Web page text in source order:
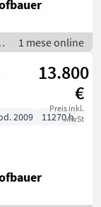
1 mese online
13.800
€
Preis inkl.
MwSt
2009 11270 h